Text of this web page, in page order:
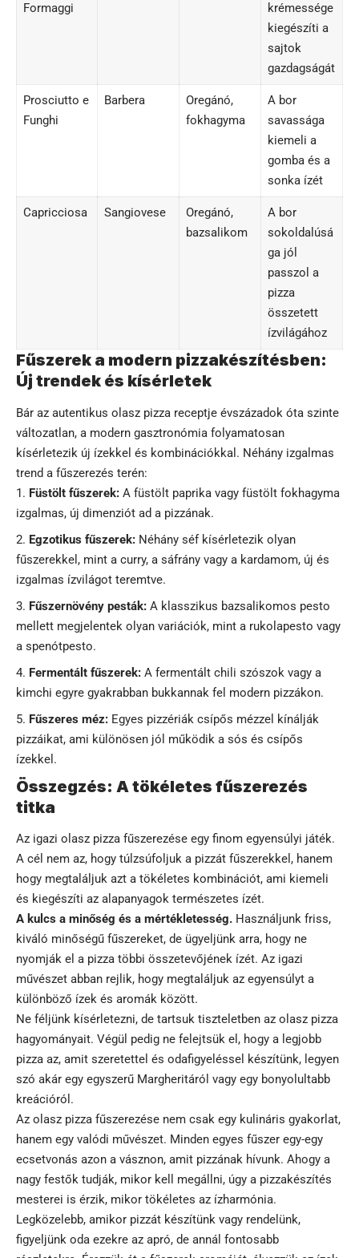
Formaggi
krémessége
kiegészíti a
sajtok
gazdagságát
Prosciutto e
Funghi
Barbera
Oregánó,
fokhagyma
A bor
savassága
kiemeli a
gomba és a
sonka ízét
Capricciosa Sangiovese
Oregánó,
bazsalikom
A bor
sokoldalúsá
ga jól
passzol a
pizza
összetett
ízvilágához
Fűszerek a modern pizzakészítésben:
Új trendek és kísérletek
Bár az autentikus olasz pizza receptje évszázadok óta szinte
változatlan, a modern gasztronómia folyamatosan
kísérletezik új ízekkel és kombinációkkal. Néhány izgalmas
trend a fűszerezés terén:
Füstölt fűszerek: A füstölt paprika vagy füstölt fokhagyma
izgalmas, új dimenziót ad a pizzának.
Egzotikus fűszerek: Néhány séf kísérletezik olyan
fűszerekkel, mint a curry, a sáfrány vagy a kardamom, új és
izgalmas ízvilágot teremtve.
Fűszernövény pesták: A klasszikus bazsalikomos pesto
mellett megjelentek olyan variációk, mint a rukolapesto vagy
a spenótpesto.
Fermentált fűszerek: A fermentált chili szószok vagy a
kimchi egyre gyakrabban bukkannak fel modern pizzákon.
Fűszeres méz: Egyes pizzériák csípős mézzel kínálják
pizzáikat, ami különösen jól működik a sós és csípős
ízekkel.
Összegzés: A tökéletes fűszerezés
titka
Az igazi olasz pizza fűszerezése egy finom egyensúlyi játék.
A cél nem az, hogy túlzsúfoljuk a pizzát fűszerekkel, hanem
hogy megtaláljuk azt a tökéletes kombinációt, ami kiemeli
és kiegészíti az alapanyagok természetes ízét.
A kulcs a minőség és a mértékletesség. Használjunk friss,
kiváló minőségű fűszereket, de ügyeljünk arra, hogy ne
nyomják el a pizza többi összetevőjének ízét. Az igazi
művészet abban rejlik, hogy megtaláljuk az egyensúlyt a
különböző ízek és aromák között.
Ne féljünk kísérletezni, de tartsuk tiszteletben az olasz pizza
hagyományait. Végül pedig ne felejtsük el, hogy a legjobb
pizza az, amit szeretettel és odafigyeléssel készítünk, legyen
szó akár egy egyszerű Margheritáról vagy egy bonyolultabb
kreációról.
Az olasz pizza fűszerezése nem csak egy kulináris gyakorlat,
hanem egy valódi művészet. Minden egyes fűszer egy-egy
ecsetvonás azon a vásznon, amit pizzának hívunk. Ahogy a
nagy festők tudják, mikor kell megállni, úgy a pizzakészítés
mesterei is érzik, mikor tökéletes az ízharmónia.
Legközelebb, amikor pizzát készítünk vagy rendelünk,
figyeljünk oda ezekre az apró, de annál fontosabb